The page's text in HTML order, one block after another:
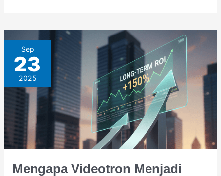
Sep
23
2025
Mengapa Videotron Menjadi
Mengapa
Videotron
Menjadi
Investasi
Pemasaran
Jangka
Panjang